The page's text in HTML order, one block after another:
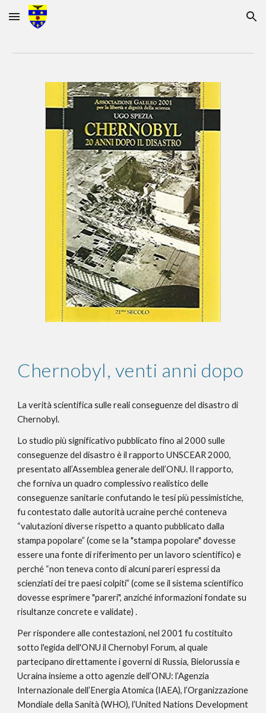
Skip to main content Skip to navigation
Chernobyl, venti anni dopo
La verità scientifica sulle reali conseguenze del disastro di
Chernobyl.
Lo studio più significativo pubblicato fino al 2000 sulle
conseguenze del disastro è il rapporto UNSCEAR 2000,
presentato all’Assemblea generale dell’ONU. Il rapporto,
che forniva un quadro complessivo realistico delle
conseguenze sanitarie confutando le tesi più pessimistiche,
fu contestato dalle autorità ucraine perché conteneva
“valutazioni diverse rispetto a quanto pubblicato dalla
stampa popolare” (come se la "stampa popolare" dovesse
essere una fonte di riferimento per un lavoro scientifico) e
perché “non teneva conto di alcuni pareri espressi da
scienziati dei tre paesi colpiti” (come se il sistema scientifico
dovesse esprimere "pareri", anziché informazioni fondate su
risultanze concrete e validate) .
Per rispondere alle contestazioni, nel 2001 fu costituito
sotto l'egida dell'ONU il Chernobyl Forum, al quale
partecipano direttamente i governi di Russia, Bielorussia e
Ucraina insieme a otto agenzie dell’ONU: l’Agenzia
Internazionale dell’Energia Atomica (IAEA), l’Organizzazione
Mondiale della Sanità (WHO), l’United Nations Development